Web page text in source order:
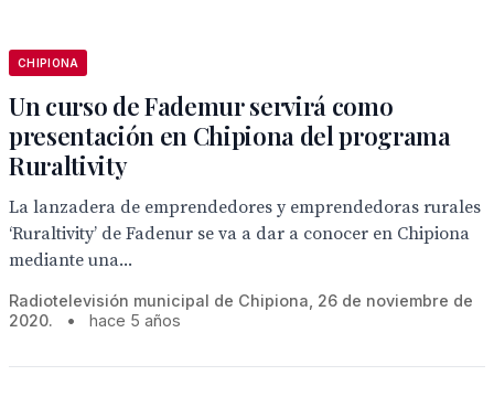
CHIPIONA
Un curso de Fademur servirá como
presentación en Chipiona del programa
Ruraltivity
La lanzadera de emprendedores y emprendedoras rurales
‘Ruraltivity’ de Fadenur se va a dar a conocer en Chipiona
mediante una...
Radiotelevisión municipal de Chipiona, 26 de noviembre de
2020.
• hace 5 años